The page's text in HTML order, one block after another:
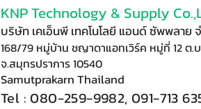
KNP Technology & Supply
บริษัท เคเอ็นพี เทคโนโลยี แอนด์ ซัพพลาย
168/79 หมู่บ้าน ชญาดาแอทเวิร์ค หมู่ที่ 12 ต.
จ.สมุทรปราการ 10540
Samutprakarn Thailand
Tel : 080-259-9982, 091-713